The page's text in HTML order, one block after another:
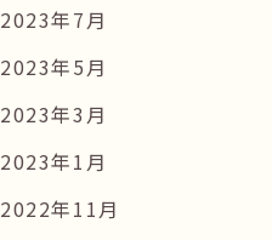
2023年7月
2023年5月
2023年3月
2023年1月
2022年11月